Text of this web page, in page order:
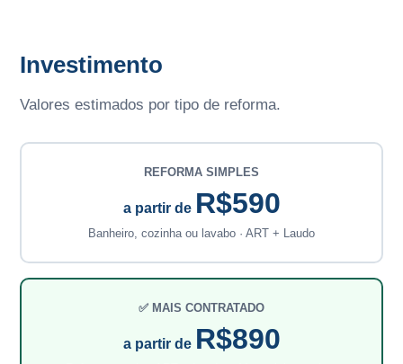
Investimento
Valores estimados por tipo de reforma.
REFORMA SIMPLES
a partir de R$590
Banheiro, cozinha ou lavabo · ART + Laudo
✅ MAIS CONTRATADO
a partir de R$890